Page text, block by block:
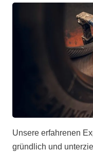
Unsere erfahrenen
gründlich und